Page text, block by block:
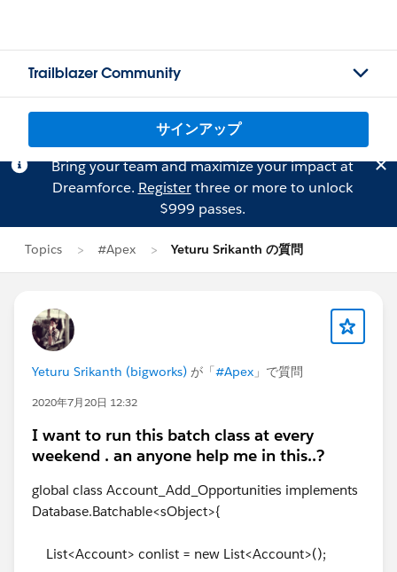
Trailblazer Community
サインアップ
Bring your team and maximize your impact at
Dreamforce. Registerthree or more to unlock
$999 passes.
Topics #Apex Yeturu Srikanth の質問
Yeturu Srikanth (bigworks) が「#Apex 」で質問
2020年7月20日 12:32
I want to run this batch class at every
weekend . an anyone help me in this..?
global class Account_Add_Opportunities implements
Database.Batchable<sObject>{
List<Account> conlist = new List<Account>();